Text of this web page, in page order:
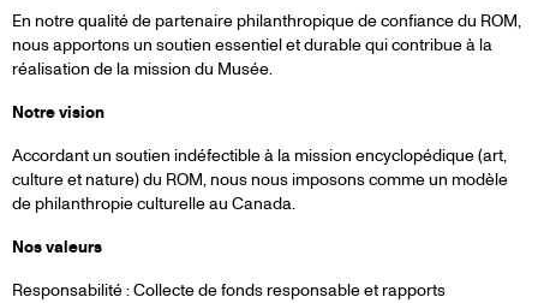
En notre qualité de partenaire philanthropique de confiance du ROM,
nous apportons un soutien essentiel et durable qui contribue à la
réalisation de la mission du Musée.
Notre vision
Accordant un soutien indéfectible à la mission encyclopédique (art,
culture et nature) du ROM, nous nous imposons comme un modèle
de philanthropie culturelle au Canada.
Nos valeurs
Responsabilité: Collecte de fonds responsable et rapports